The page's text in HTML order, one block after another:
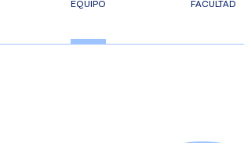
EQUIPO FACULTAD